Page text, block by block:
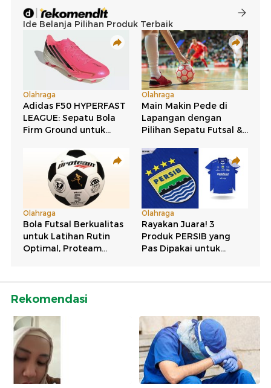
Rekomendasi